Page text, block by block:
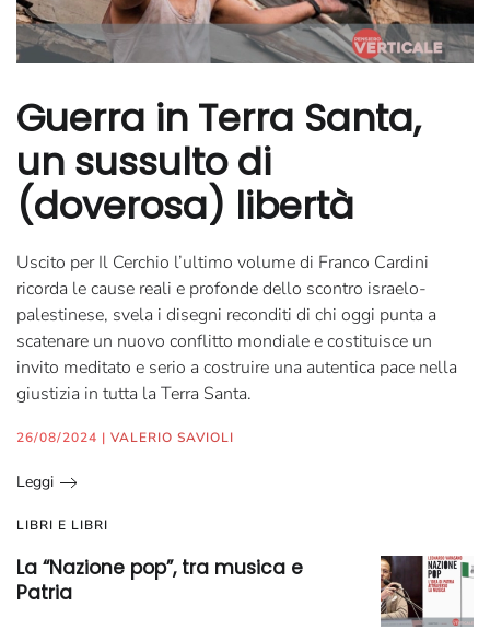
Guerra in Terra Santa,
un sussulto di
(doverosa) libertà
Uscito per Il Cerchio l’ultimo volume di Franco Cardini
ricorda le cause reali e profonde dello scontro israelo-
palestinese, svela i disegni reconditi di chi oggi punta a
scatenare un nuovo conflitto mondiale e costituisce un
invito meditato e serio a costruire una autentica pace nella
giustizia in tutta la Terra Santa.
26/08/2024 | VALERIO SAVIOLI
Leggi
LIBRI E LIBRI
La “Nazione pop”, tra musica e
Patria